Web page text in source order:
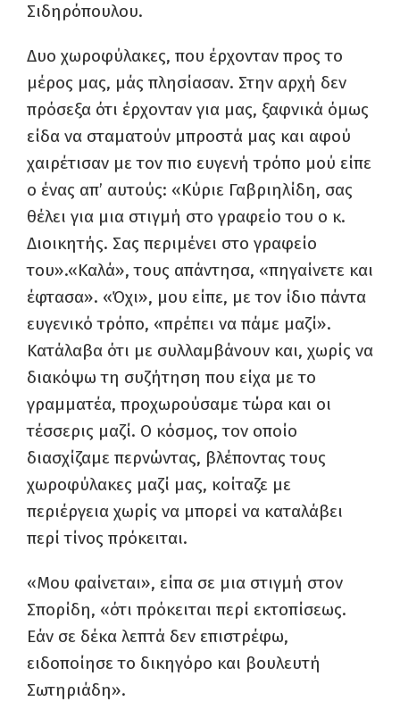
Σιδηρόπουλου.
Δυο χωροφύλακες, που έρχονταν προς το
μέρος μας, μάς πλησίασαν. Στην αρχή δεν
πρόσεξα ότι έρχονταν για μας, ξαφνικά όμως
είδα να σταματούν μπροστά μας και αφού
χαιρέτισαν με τον πιο ευγενή τρόπο μού είπε
ο ένας απ’ αυτούς: «Κύριε Γαβριηλίδη, σας
θέλει για μια στιγμή στο γραφείο του ο κ.
Διοικητής. Σας περιμένει στο γραφείο
του».«Καλά», τους απάντησα, «πηγαίνετε και
έφτασα». «Όχι», μου είπε, με τον ίδιο πάντα
ευγενικό τρόπο, «πρέπει να πάμε μαζί».
Κατάλαβα ότι με συλλαμβάνουν και, χωρίς να
διακόψω τη συζήτηση που είχα με το
γραμματέα, προχωρούσαμε τώρα και οι
τέσσερις μαζί. Ο κόσμος, τον οποίο
διασχίζαμε περνώντας, βλέποντας τους
χωροφύλακες μαζί μας, κοίταζε με
περιέργεια χωρίς να μπορεί να καταλάβει
περί τίνος πρόκειται.
«Μου φαίνεται», είπα σε μια στιγμή στον
Σπορίδη, «ότι πρόκειται περί εκτοπίσεως.
Εάν σε δέκα λεπτά δεν επιστρέφω,
ειδοποίησε το δικηγόρο και βουλευτή
Σωτηριάδη».